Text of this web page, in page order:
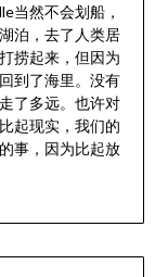
当然不会划船，
泊，去了人类居
捞起来，但因为
到了海里。没有
了多远。也许对
起现实，我们的
事，因为比起放